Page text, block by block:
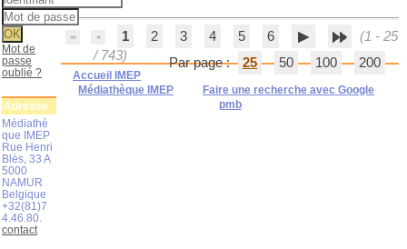
1 2 3 4 5 6
(1 - 25
/ 743)
Par page : 25 50 100 200
Accueil IMEP
Médiathèque IMEP
Faire une recherche avec Google
pmb
Mot de
passe
oublié ?
Adresse
Médiathè
que IMEP
Rue Henri
Blès, 33 A
5000
NAMUR
Belgique
+32(81)7
4.46.80.
contact